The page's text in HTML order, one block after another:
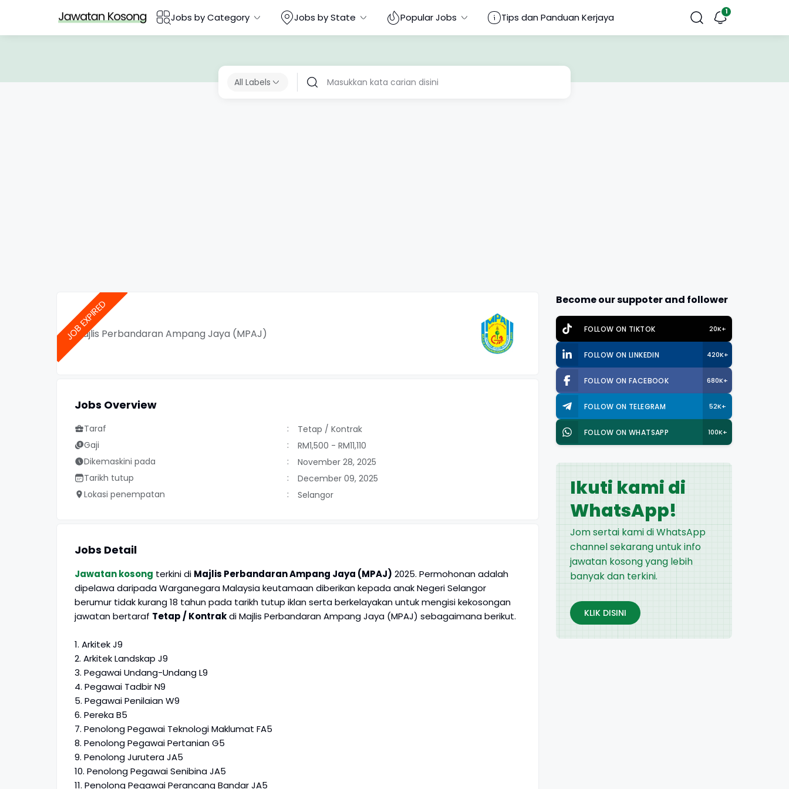
Jobs by Category Jobs by State Popular Jobs Tips dan Panduan Kerjaya
All Labels
Majlis Perbandaran Ampang Jaya (MPAJ)
Jobs Overview
Taraf
Tetap / Kontrak
Gaji
RM1,500 - RM11,110
Dikemaskini pada
November 28, 2025
Tarikh tutup
December 09, 2025
Lokasi penempatan
Selangor
Jobs Detail
Jawatan kosong terkini di Majlis Perbandaran Ampang Jaya (MPAJ) 2025. Permohonan adalah
dipelawa daripada Warganegara Malaysia keutamaan diberikan kepada anak Negeri Selangor
berumur tidak kurang 18 tahun pada tarikh tutup iklan serta berkelayakan untuk mengisi kekosongan
jawatan bertaraf Tetap / Kontrakdi Majlis Perbandaran Ampang Jaya (MPAJ) sebagaimana berikut.
1. Arkitek J9
2. Arkitek Landskap J9
3. Pegawai Undang-Undang L9
4. Pegawai Tadbir N9
5. Pegawai Penilaian W9
6. Pereka B5
7. Penolong Pegawai Teknologi Maklumat FA5
8. Penolong Pegawai Pertanian G5
9. Penolong Jurutera JA5
10. Penolong Pegawai Senibina JA5
11. Penolong Pegawai Perancang Bandar JA5
Become our suppoter and follower
FOLLOW ON TIKTOK 20K+
FOLLOW ON LINKEDIN 420K+
FOLLOW ON FACEBOOK 680K+
FOLLOW ON TELEGRAM 52K+
FOLLOW ON WHATSAPP 100K+
Ikuti kami di
WhatsApp!
Jom sertai kami di WhatsApp
channel sekarang untuk info
jawatan kosong yang lebih
banyak dan terkini.
KLIK DISINI